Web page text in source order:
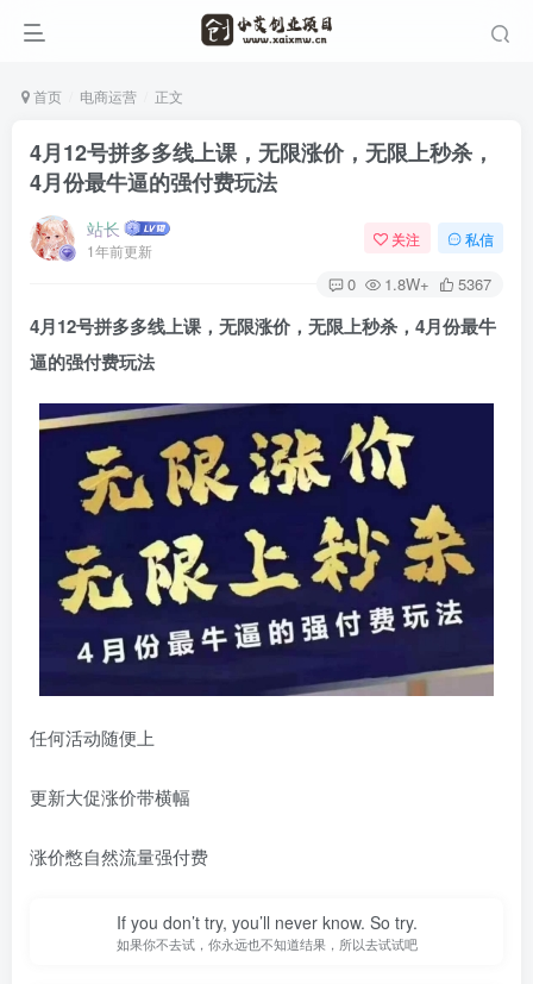
首页 电商运营 正文
4月12号拼多多线上课，无限涨价，无限上秒杀，
4月份最牛逼的强付费玩法
站长
1年前更新
关注 私信
0 1.8W+ 5367
4月12号拼多多线上课，无限涨价，无限上秒杀，4月份最牛
逼的强付费玩法
任何活动随便上
更新大促涨价带横幅
涨价憋自然流量强付费
If you don’t try, you’ll never know. So try.
如果你不去试，你永远也不知道结果，所以去试试吧